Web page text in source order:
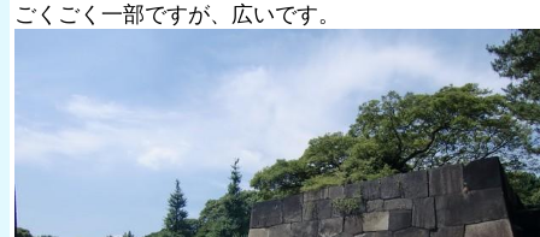
ごくごく一部ですが、広いです。